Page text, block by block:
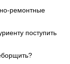
ремонтные
поступить